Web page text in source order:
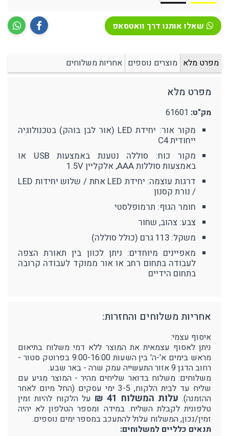
שאלו אותנו דרך וואטסאפ
מפרט מלא מוצרים נוספים אחריות משלוחים
מפרט מלא
מק"ט: 61601
מקור אור: יחידת LED (אור לבן בוהק) בטכנולוגיה
ייחודית C4
מקור כוח: סוללה נטענת באמצעות USB או
באמצעות סוללות AAA, אלקליין 1.5V
דרגות עוצמה: יחידת LED אחת / שלוש יחידות LED
/ נורת קסנון
חומר הגוף: תרמופלסטי
צבע: צהוב, שחור
משקל: 113 גרם (כולל סוללה)
מאפיינים מיוחדים: ניתן לכוון בין תאורת הצפה
לעבודה בתחום רחב או אור ממוקד לעבודה קרובה
בתחום הידיים
אחריות משלוחים והחזרות:
איסוף עצמי:
ניתן לאסוף עצמאית את המוצר ללא דמי משלוח בתיאום
מראש בימים א'-ה' בין השעות 9:00-16:00 בפרוטק סטור -
רחוב הדגן 9 אזור התעשייה עמק שרה - באר שבע.
משלוחים: משלוח בדואר שליחים מהיר - המוצר מגיע עם
שליח עד לבית הלקוח, 3-5 ימי עסקים (החל מיום לאחר
ההזמנה). עלות המשלוח 41 ₪
על הלקוח להיות זמין
טלפונית לקבלת השליח. במידה ומספר הטלפון לא יהיה
זמין/נכון, המשלוח עלול להתעכב במספר ימים נוספים.
תנאים כלליים למשלוחים: